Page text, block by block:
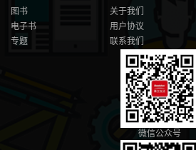
图书
电子书
专题
关于我们
用户协议
联系我们
微信公众号